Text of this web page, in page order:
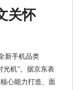
关怀
新手机品类
机”。据京东表
心能力打造、面